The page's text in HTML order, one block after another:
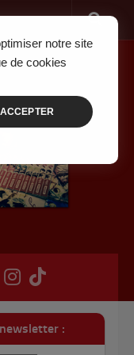
notre site
de cookies
ACCEPTER
: